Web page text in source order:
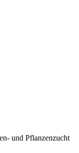
und Pflanzenzucht